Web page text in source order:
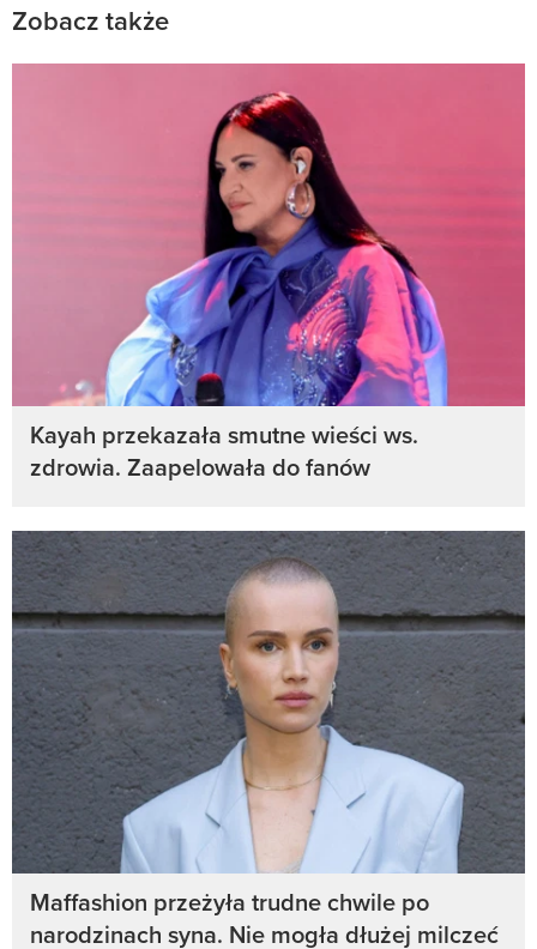
Zobacz także
Kayah przekazała smutne wieści ws.
zdrowia. Zaapelowała do fanów
Maffashion przeżyła trudne chwile po
narodzinach syna. Nie mogła dłużej milczeć